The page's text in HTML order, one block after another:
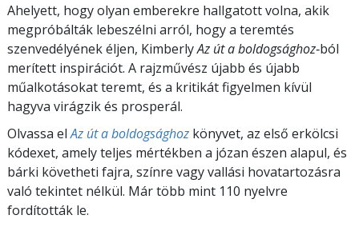
Ahelyett, hogy olyan emberekre hallgatott volna, akik
megpróbálták lebeszélni arról, hogy a teremtés
szenvedélyé­nek éljen, KimberlyAz út a boldogsághoz‑ból
merített inspirációt. A rajzművész újabb és újabb
műalkotásokat teremt, és a kritikát figyelmen kívül
hagyva virágzik és prosperál.
Olvassa elAz út a boldogsághoz könyvet, az első erkölcsi
kódexet, amely teljes mértékben a józan észen alapul, és
bárki követheti fajra, színre vagy vallási hovatartozásra
való tekintet nélkül. Már több mint 110 nyelvre
fordították le.